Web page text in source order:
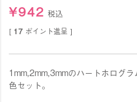
¥942 税込
[ 17 ポイント進呈 ]
1mm,2mm,3mmのハートホログ
色セット。